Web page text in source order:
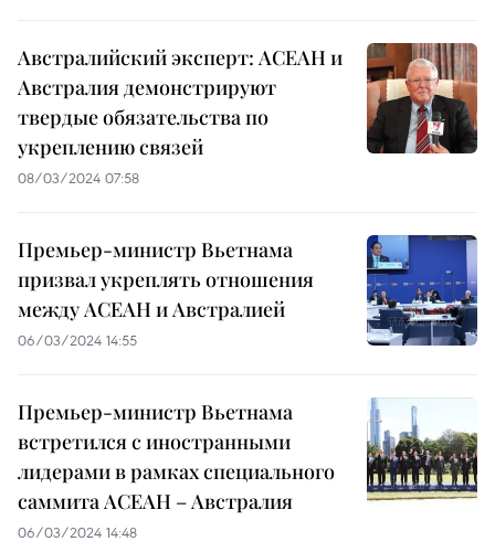
Австралийский эксперт: АСЕАН и
Австралия демонстрируют
твердые обязательства по
укреплению связей
08/03/2024 07:58
Премьер-министр Вьетнама
призвал укреплять отношения
между АСЕАН и Австралией
06/03/2024 14:55
Премьер-министр Вьетнама
встретился с иностранными
лидерами в рамках специального
саммита АСЕАН – Австралия
06/03/2024 14:48